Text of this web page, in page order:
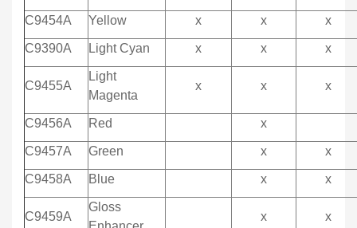
C9454A Yellow x x x
C9390A Light Cyan x x x
C9455A
Light
Magenta
x x x
C9456A Red x
C9457A Green x x
C9458A Blue x x
C9459A
Gloss
x x